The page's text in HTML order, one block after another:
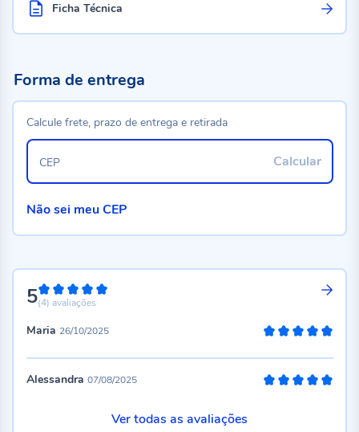
Ficha Técnica
5100%
(4) avaliações
Maria 26/10/2025
Alessandra 07/08/2025
Ver todas as avaliações
Forma de entrega
Calcule frete, prazo de entrega e retirada
Calcular
CEP
Não sei meu CEP